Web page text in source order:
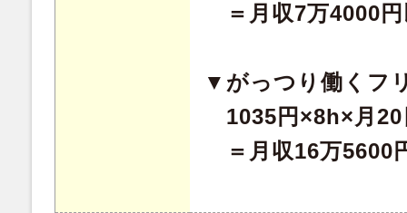
＝月収7万4000円
▼がっつり働くフ
1035円×8h×月20
＝月収16万5600